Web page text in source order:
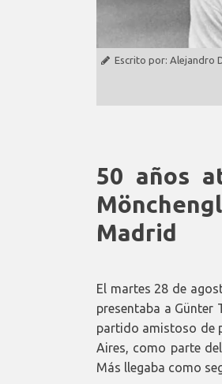
Escrito por: Alejandro
50 años
Madrid
El martes 28 de
presentaba a Günter
partido amistoso de
Aires, como parte
Más llegaba como